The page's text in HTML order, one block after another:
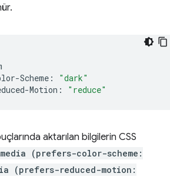
Scheme:
"dark"
Motion:
"reduce"
aktarılan bilgilerin CSS
(prefers-color-scheme:
(prefers-reduced-motion: